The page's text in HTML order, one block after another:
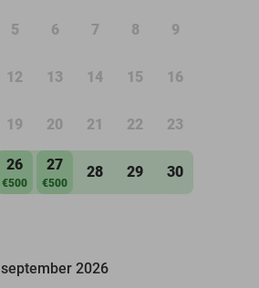
5 6 7 8 9
12 13 14 15 16
19 20 21 22 23
26
€500
27
€500
28 29 30
september 2026